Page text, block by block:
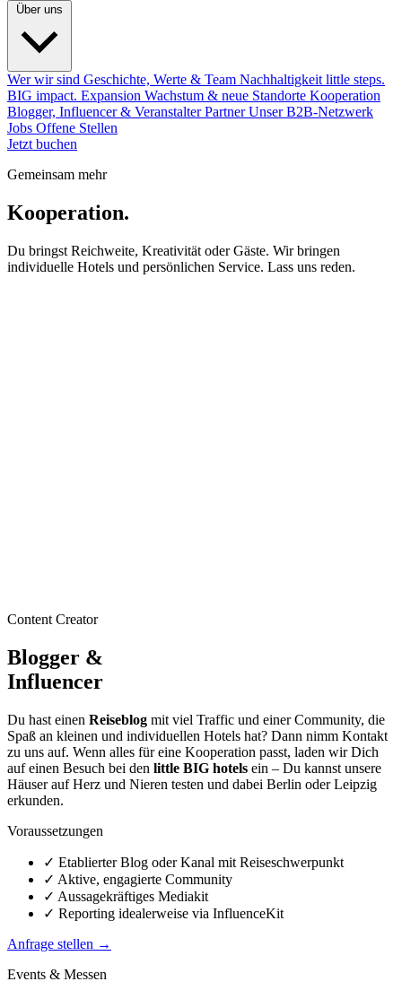
Wer wir sind Geschichte, Werte & Team Nachhaltigkeit little steps.
BIG impact. Expansion Wachstum & neue Standorte Kooperation
Blogger, Influencer & Veranstalter Partner Unser B2B-Netzwerk
Jobs Offene Stellen
Jetzt buchen
Gemeinsam mehr
Kooperation.
Du bringst Reichweite, Kreativität oder Gäste. Wir bringen
individuelle Hotels und persönlichen Service. Lass uns reden.
Content Creator
Blogger &
Influencer
Du hast einen Reiseblog mit viel Traffic und einer Community, die
Spaß an kleinen und individuellen Hotels hat? Dann nimm Kontakt
zu uns auf. Wenn alles für eine Kooperation passt, laden wir Dich
auf einen Besuch bei den little BIG hotels ein – Du kannst unsere
Häuser auf Herz und Nieren testen und dabei Berlin oder Leipzig
erkunden.
Voraussetzungen
✓ Etablierter Blog oder Kanal mit Reiseschwerpunkt
✓ Aktive, engagierte Community
✓ Aussagekräftiges Mediakit
✓ Reporting idealerweise via InfluenceKit
Anfrage stellen →
Events & Messen